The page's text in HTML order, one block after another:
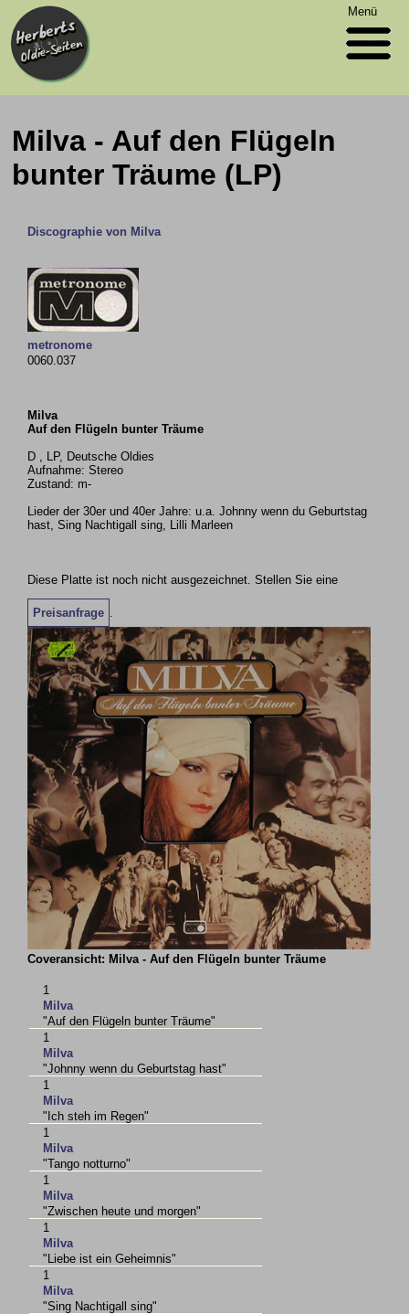
Menü
Milva - Auf den Flügeln
bunter Träume (LP)
Discographie von Milva
metronome
0060.037
Milva
Auf den Flügeln bunter Träume
D , LP, Deutsche Oldies
Aufnahme: Stereo
Zustand: m-
Lieder der 30er und 40er Jahre: u.a. Johnny wenn du Geburtstag
hast, Sing Nachtigall sing, Lilli Marleen
Diese Platte ist noch nicht ausgezeichnet. Stellen Sie eine
Preisanfrage
Coveransicht: Milva - Auf den Flügeln bunter Träume
1
Milva
"Auf den Flügeln bunter Träume"
1
Milva
"Johnny wenn du Geburtstag hast"
1
Milva
"Ich steh im Regen"
1
Milva
"Tango notturno"
1
Milva
"Zwischen heute und morgen"
1
Milva
"Liebe ist ein Geheimnis"
1
Milva
"Sing Nachtigall sing"